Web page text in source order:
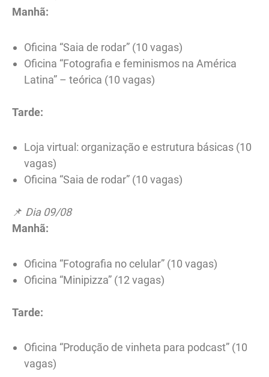
Manhã:
Oficina “Saia de rodar” (10 vagas)
Oficina “Fotografia e feminismos na América
Latina” – teórica (10 vagas)
Tarde:
Loja virtual: organização e estrutura básicas (10
vagas)
Oficina “Saia de rodar” (10 vagas)
📌 Dia 09/08
Manhã:
Oficina “Fotografia no celular” (10 vagas)
Oficina “Minipizza” (12 vagas)
Tarde:
Oficina “Produção de vinheta para podcast” (10
vagas)